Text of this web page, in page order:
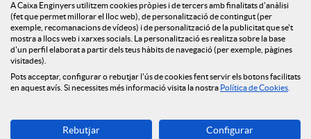
Política de cookies
Avís legal
Seguretat Online
Canal denúncies
Descarrega-la ara
A Caixa Enginyers utilitzem cookies pròpies i de tercers amb finalitats d'anàlisi
(fet que permet millorar el lloc web), de personalització de contingut (per
exemple, recomanacions de vídeos) i de personalització de la publicitat que se't
mostra a llocs web i xarxes socials. La personalització es realitza sobre la base
d'un perfil elaborat a partir dels teus hàbits de navegació (per exemple, pàgines
visitades).
Pots acceptar, configurar o rebutjar l'ús de cookies fent servir els botons facilitats
en aquest avís. Si necessites més informació visita la nostra Política de Cookies
Rebutjar Configurar